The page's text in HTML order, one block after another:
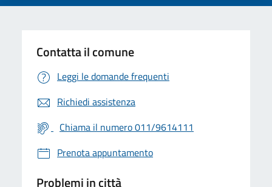
Contatta il comune
Leggi le domande frequenti
Richiedi assistenza
Chiama il numero 011/9614111
Prenota appuntamento
Problemi in città